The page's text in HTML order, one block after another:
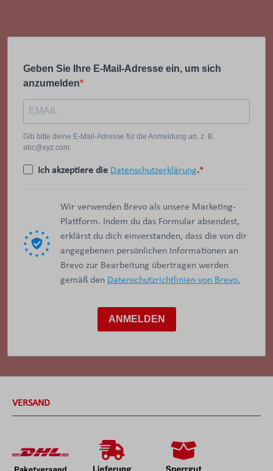
Geben Sie Ihre E-Mail-Adresse ein, um sich
anzumelden
Gib bitte deine E-Mail-Adresse für die Anmeldung an, z. B.
abc@xyz.com.
Ich akzeptiere die Datenschutzerklärung.
Wir verwenden Brevo als unsere Marketing-
Plattform. Indem du das Formular absendest,
erklärst du dich einverstanden, dass die von dir
angegebenen persönlichen Informationen an
Brevo zur Bearbeitung übertragen werden
gemäß den Datenschutzrichtlinien von Brevo.
ANMELDEN
VERSAND